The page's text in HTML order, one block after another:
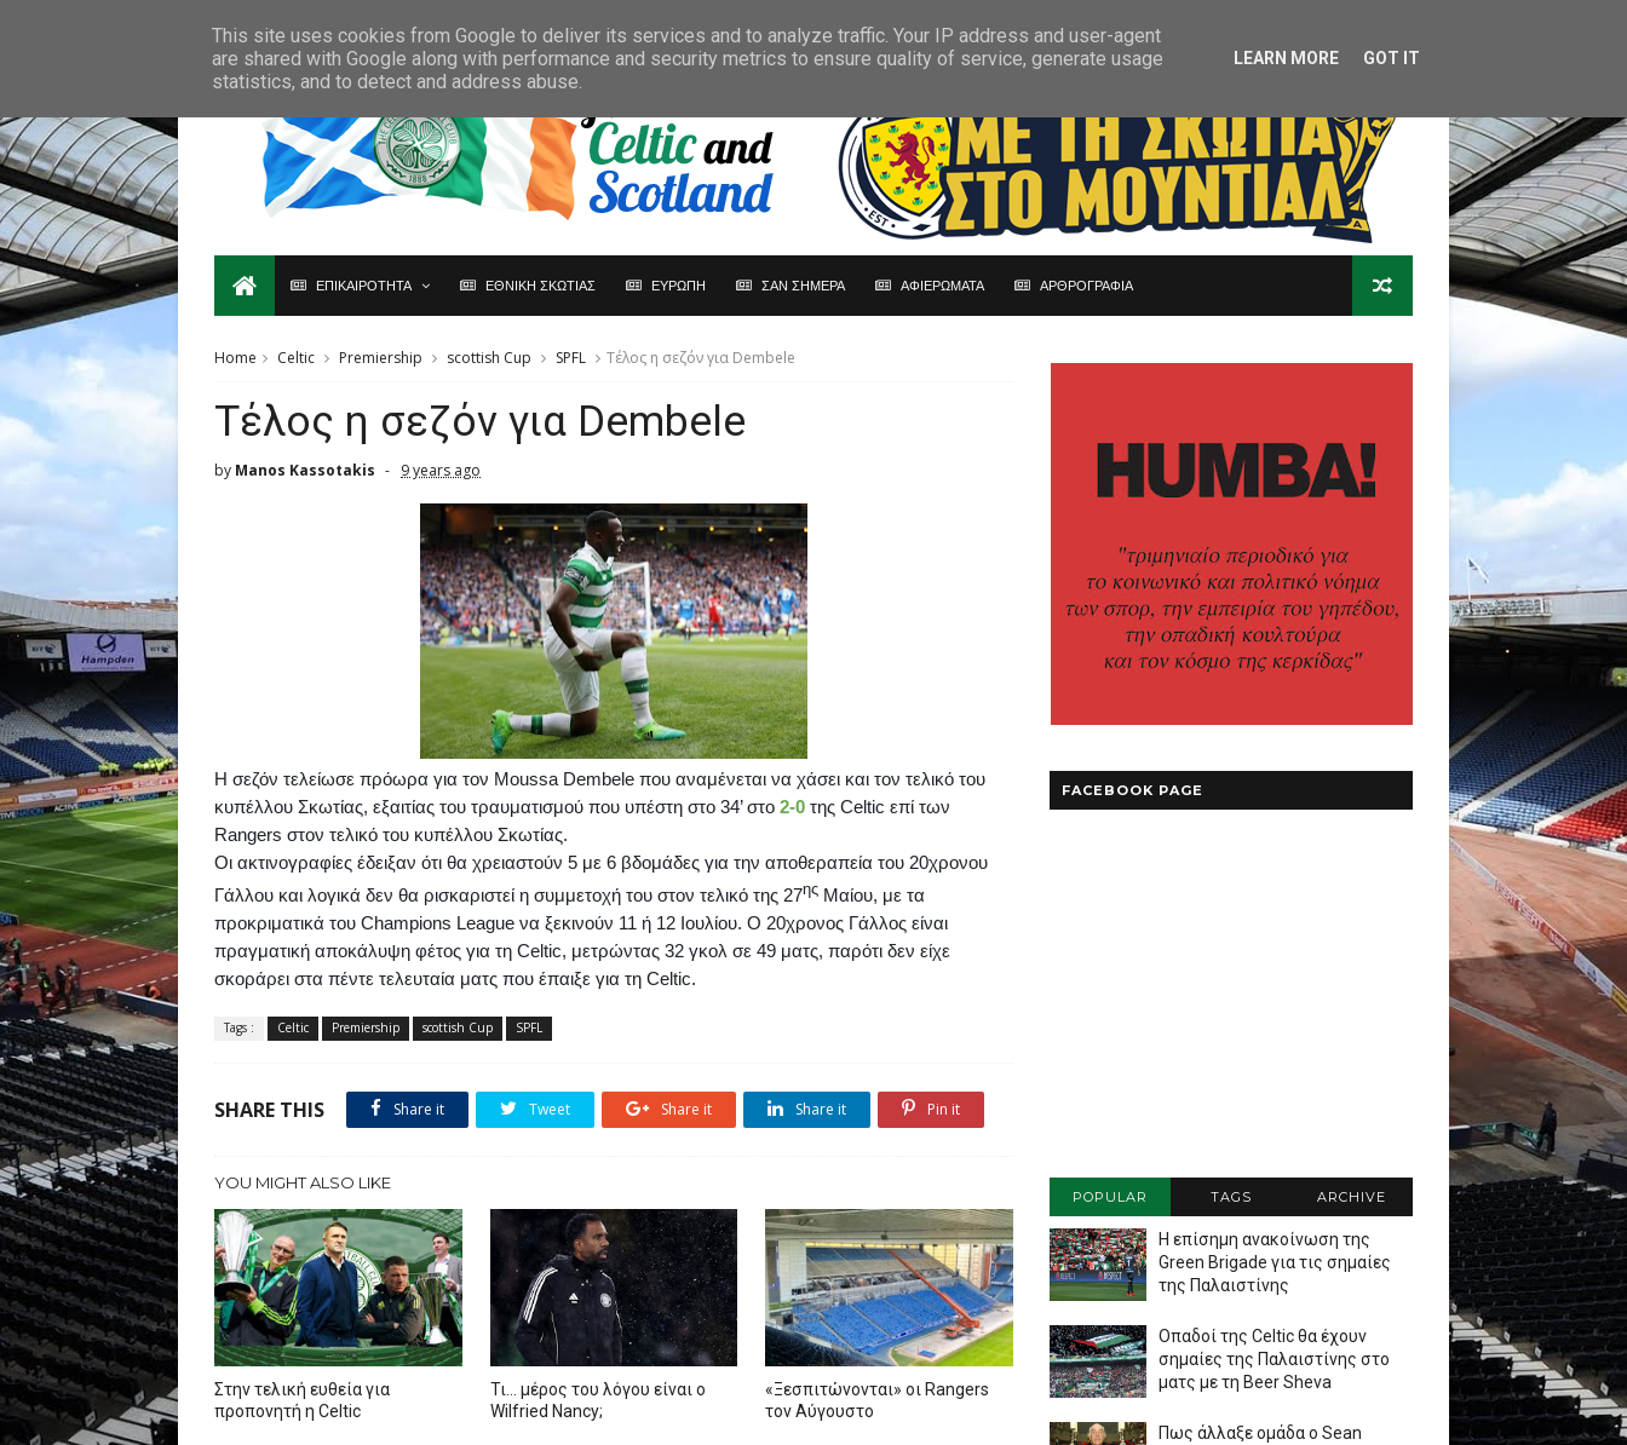
ΕΠΙΚΑΙΡΟΤΗΤΑ ΕΘΝΙΚΗ ΣΚΩΤΙΑΣ ΕΥΡΩΠΗ ΣΑΝ ΣΗΜΕΡΑ ΑΦΙΕΡΩΜΑΤΑ ΑΡΘΡΟΓΡΑΦΙΑ
Home Celtic Premiership scottish Cup SPFL Τέλος η σεζόν για Dembele
Τέλος η σεζόν για Dembele
by Manos Kassotakis 9 years ago
H σεζόν τελείωσε πρόωρα για τον Moussa Dembele που αναμένεται να χάσει και τον τελικό του
κυπέλλου Σκωτίας, εξαιτίας του τραυματισμού που υπέστη στο 34’στο 2-0 της Celtic επί των
Rangers στον τελικό του κυπέλλου Σκωτίας.
Οι ακτινογραφίες έδειξαν ότι θα χρειαστούν 5 με 6 βδομάδες για την αποθεραπεία του 20χρονου
Γάλλου και λογικά δεν θα ρισκαριστεί η συμμετοχή του στον τελικό της 27ης Μαίου, με τα
προκριματικά του Champions League να ξεκινούν 11 ή 12 Ιουλίου. Ο 20χρονος Γάλλος είναι
πραγματική αποκάλυψη φέτος για τη Celtic, μετρώντας 32 γκολ σε 49 ματς, παρότι δεν είχε
σκοράρει στα πέντε τελευταία ματς που έπαιξε για τη Celtic.
Tags : Celtic Premiership scottish Cup SPFL
SHARE THIS Share it Tweet Share it Share it Pin it
YOU MIGHT ALSO LIKE
Στην τελική ευθεία για
προπονητή η Celtic
Τι… μέρος του λόγου είναι ο
Wilfried Nancy;
«Ξεσπιτώνονται» οι Rangers
τον Αύγουστο
FACEBOOK PAGE
POPULAR TAGS ARCHIVE
Η επίσημη ανακοίνωση της
Green Brigade για τις σημαίες
της Παλαιστίνης
Οπαδοί της Celtic θα έχουν
σημαίες της Παλαιστίνης στο
ματς με τη Beer Sheva
Πως άλλαξε ομάδα ο Sean
This site uses cookies from Google to deliver its services and to analyze traffic. Your IP address and user-agent
are shared with Google along with performance and security metrics to ensure quality of service, generate usage
statistics, and to detect and address abuse.
LEARN MORE GOT IT